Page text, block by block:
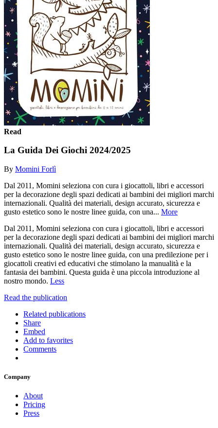
Read
La Guida Dei Giochi 2024/2025
By Momini Forlì
Dal 2011, Momini seleziona con cura i giocattoli, libri e accessori
per la decorazione degli spazi dedicati ai bambini dei migliori marchi
internazionali. Qualità dei materiali, design accurato, sicurezza e
gusto estetico sono le nostre linee guida, con una... More
Dal 2011, Momini seleziona con cura i giocattoli, libri e accessori
per la decorazione degli spazi dedicati ai bambini dei migliori marchi
internazionali. Qualità dei materiali, design accurato, sicurezza e
gusto estetico sono le nostre linee guida, con una predilezione per i
giocattoli creativi ed educativi che stimolano la manualità e la
fantasia dei bambini. Questa guida è una piccola introduzione al
nostro mondo. Less
Read the publication
Related publications
Share
Embed
Add to favorites
Comments
Company
About
Pricing
Press